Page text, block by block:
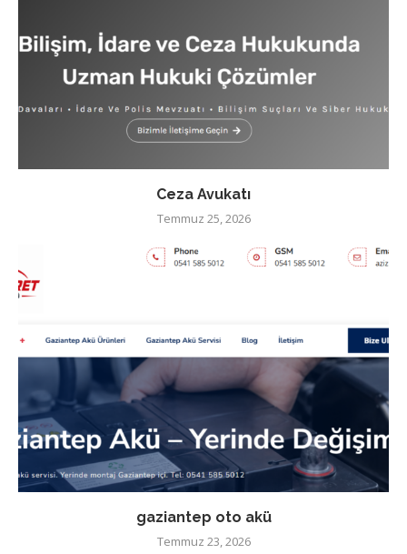
Ceza Avukatı
Temmuz 25, 2026
gaziantep oto akü
Temmuz 23, 2026